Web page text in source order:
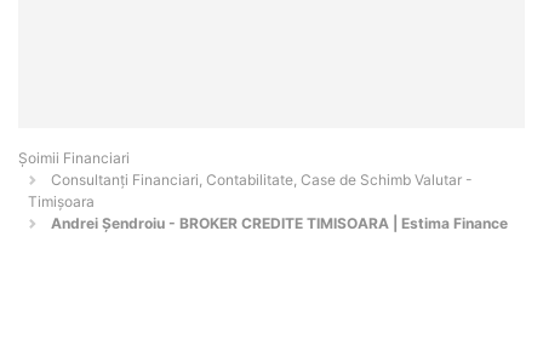
Șoimii Financiari
Consultanți Financiari, Contabilitate, Case de Schimb Valutar -
Timişoara
Andrei Șendroiu - BROKER CREDITE TIMISOARA | Estima Finance